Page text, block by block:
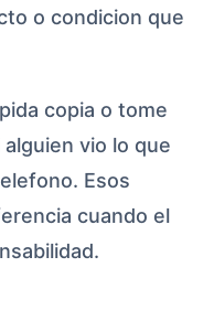
o condicion que
copia o tome
vio lo que
Esos
cuando el